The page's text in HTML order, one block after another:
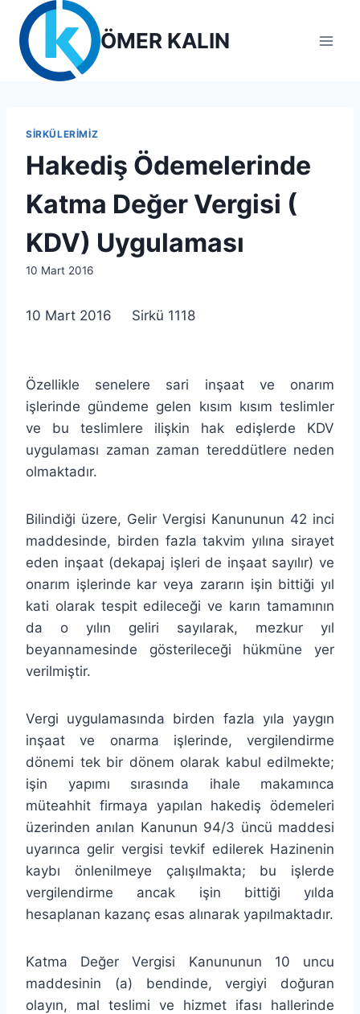
content
ÖMER KALIN
SIRKÜLERIMIZ
Hakediş Ödemelerinde
Katma Değer Vergisi (
KDV) Uygulaması
By
10 Mart 2016
10 Mart 2016 Sirkü 1118
Özellikle senelere sari inşaat ve onarım
işlerinde gündeme gelen kısım kısım teslimler
ve bu teslimlere ilişkin hak edişlerde KDV
uygulaması zaman zaman tereddütlere neden
olmaktadır.
Bilindiği üzere, Gelir Vergisi Kanununun 42 inci
maddesinde, birden fazla takvim yılına sirayet
eden inşaat (dekapaj işleri de inşaat sayılır) ve
onarım işlerinde kar veya zararın işin bittiği yıl
kati olarak tespit edileceği ve karın tamamının
da o yılın geliri sayılarak, mezkur yıl
beyannamesinde gösterileceği hükmüne yer
verilmiştir.
Vergi uygulamasında birden fazla yıla yaygın
inşaat ve onarma işlerinde, vergilendirme
dönemi tek bir dönem olarak kabul edilmekte;
işin yapımı sırasında ihale makamınca
müteahhit firmaya yapılan hakediş ödemeleri
üzerinden anılan Kanunun 94/3 üncü maddesi
uyarınca gelir vergisi tevkif edilerek Hazinenin
kaybı önlenilmeye çalışılmakta; bu işlerde
vergilendirme ancak işin bittiği yılda
hesaplanan kazanç esas alınarak yapılmaktadır.
Katma Değer Vergisi Kanununun 10 uncu
maddesinin (a) bendinde, vergiyi doğuran
olayın, mal teslimi ve hizmet ifası hallerinde